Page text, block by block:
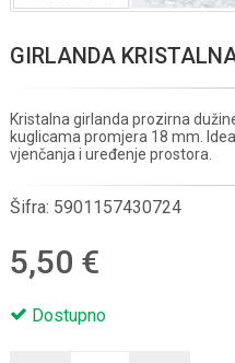
GIRLANDA
Kristalna girlanda prozirna
kuglicama promjera 18 mm.
vjenčanja i uređenje prostora.
Šifra: 5901157430724
5,50 €
Dostupno